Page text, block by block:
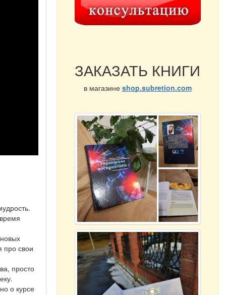
про свои
просто
о курсе
ЗАКАЗАТЬ КНИГИ
в магазине shop.subretion.com